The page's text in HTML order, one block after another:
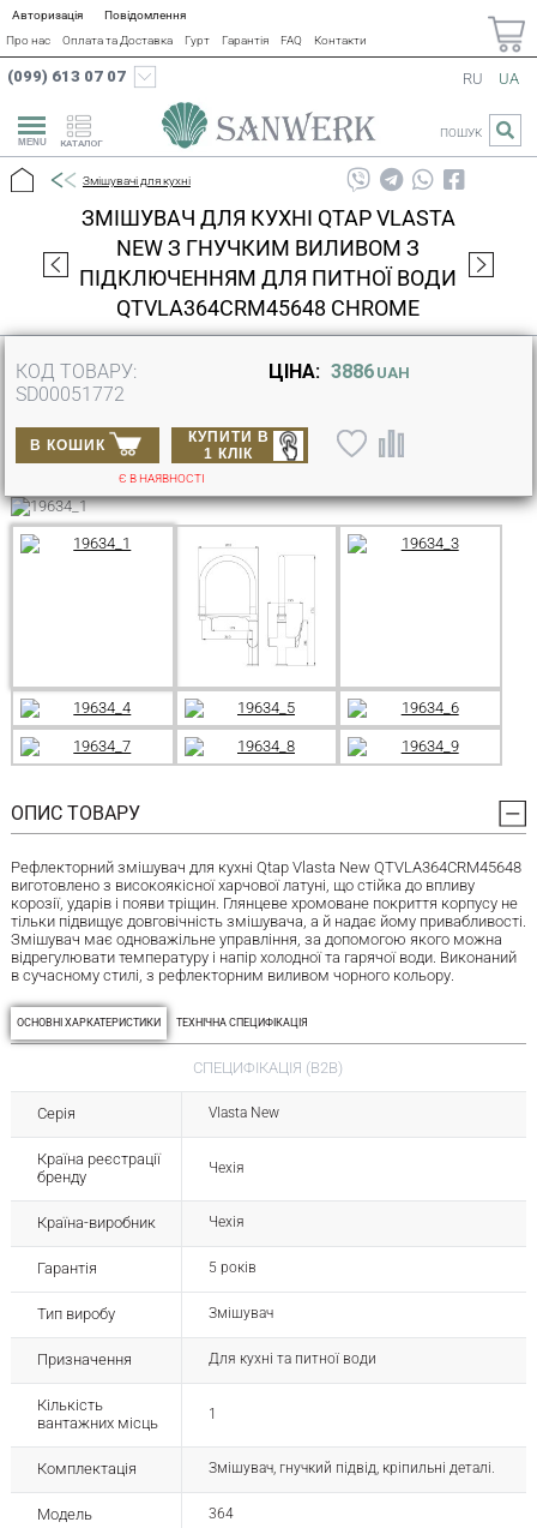
Авторизація
Повідомлення
Про нас
Оплата та Доставка Гурт Гарантія FAQ Контакти
(099) 613 07 07
КАТАЛОГ
RU UA
ПОШУК
Змішувачі для кухні
ЗМІШУВАЧ ДЛЯ КУХНІ QTAP VLASTA
NEW З ГНУЧКИМ ВИЛИВОМ З
ПІДКЛЮЧЕННЯМ ДЛЯ ПИТНОЇ ВОДИ
QTVLA364CRM45648 CHROME
КОД ТОВАРУ:
SD00051772
ЦІНА: 3886 UAH
В КОШИК
КУПИТИ В
1 КЛІК
Є В НАЯВНОСТІ
ОПИС ТОВАРУ
Рефлекторний змішувач для кухні Qtap Vlasta New QTVLA364CRM45648
виготовлено з високоякісної харчової латуні, що стійка до впливу
корозії, ударів і появи тріщин. Глянцеве хромоване покриття корпусу не
тільки підвищує довговічність змішувача, а й надає йому привабливості.
Змішувач має одноважільне управління, за допомогою якого можна
відрегулювати температуру і напір холодної та гарячої води. Виконаний
в сучасному стилі, з рефлекторним виливом чорного кольору.
ОСНОВНІ ХАРКАТЕРИСТИКИ ТЕХНІЧНА СПЕЦИФІКАЦІЯ
СПЕЦИФІКАЦІЯ (B2B)
Серія Vlasta New
Країна реєстрації
бренду
Чехія
Країна-виробник Чехія
Гарантія 5 років
Тип виробу Змішувач
Призначення Для кухні та питної води
Кількість
вантажних місць
1
Комплектація Змішувач, гнучкий підвід, кріпильні деталі.
Модель 364